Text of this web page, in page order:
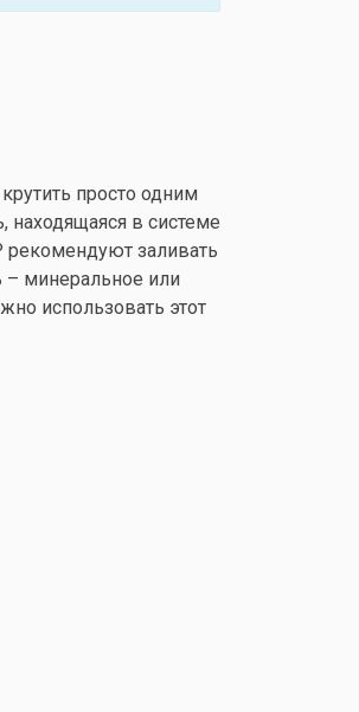
просто одним
находящаяся в системе
рекомендуют заливать
– минеральное или
использовать этот